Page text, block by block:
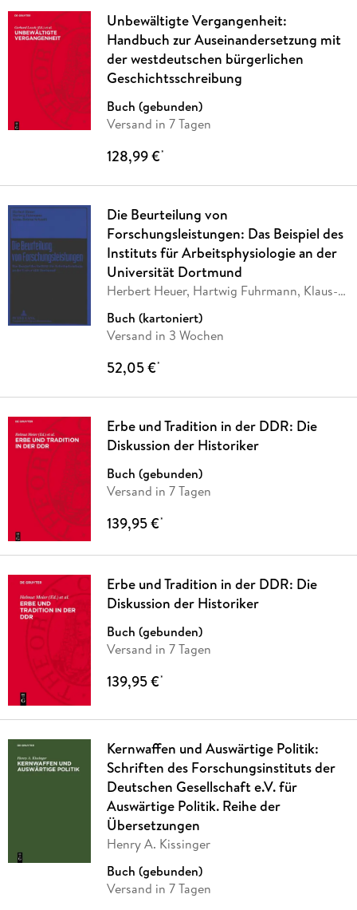
Unbewältigte Vergangenheit:
Handbuch zur Auseinandersetzung mit
der westdeutschen bürgerlichen
Geschichtsschreibung
Buch (gebunden)
Versand in 7 Tagen
128,99 €*
Die Beurteilung von
Forschungsleistungen: Das Beispiel des
Instituts für Arbeitsphysiologie an der
Universität Dortmund
Herbert Heuer, Hartwig Fuhrmann, Klaus-
Buch (kartoniert)
Versand in 3 Wochen
52,05 €*
Erbe und Tradition in der DDR: Die
Diskussion der Historiker
Buch (gebunden)
Versand in 7 Tagen
139,95 €*
Erbe und Tradition in der DDR: Die
Diskussion der Historiker
Buch (gebunden)
Versand in 7 Tagen
139,95 €*
Kernwaffen und Auswärtige Politik:
Schriften des Forschungsinstituts der
Deutschen Gesellschaft e.V. für
Auswärtige Politik. Reihe der
Übersetzungen
Henry A. Kissinger
Buch (gebunden)
Versand in 7 Tagen